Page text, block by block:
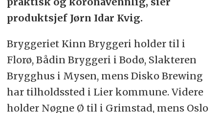
produktsjef Jørn Idar Kvig.
Bryggeriet Kinn Bryggeri holder til i
Florø, Bådin Bryggeri i Bodø, Slakteren
Brygghus i Mysen, mens Disko Brewing
har tilholdssted i Lier kommune. Videre
holder Nøgne Ø til i Grimstad, mens Oslo